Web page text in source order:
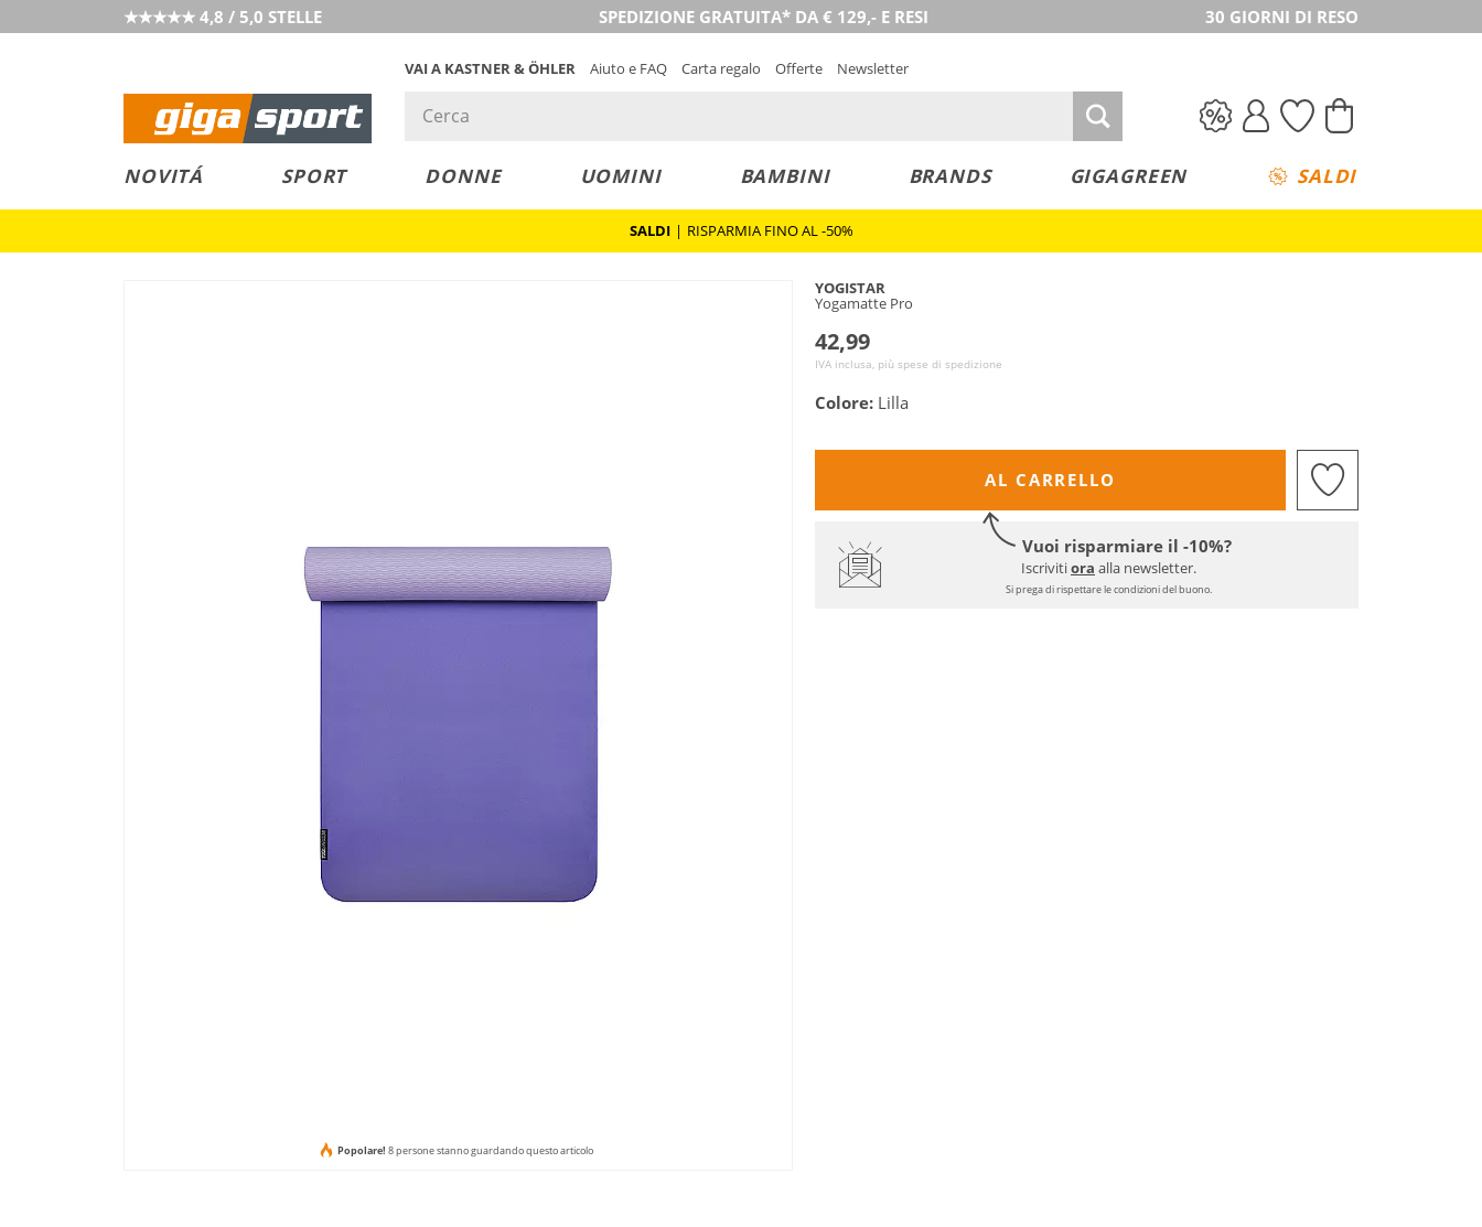
★★★★★ 4,8 / 5,0 STELLE SPEDIZIONE GRATUITA* DA € 129,- E RESI 30 GIORNI DI RESO
VAI A KASTNER & ÖHLER Aiuto e FAQ Carta regalo Offerte Newsletter
NOVITÁ SPORT DONNE UOMINI BAMBINI BRANDS GIGAGREEN SALDI
SALDI | RISPARMIA FINO AL -50%
Popolare! 8 persone stanno guardando questo articolo
YOGISTAR
Yogamatte Pro
42,99
IVA inclusa, più spese di spedizione
Colore: Lilla
AL CARRELLO
Vuoi risparmiare il -10%?
Iscrivitiora alla newsletter.
Si prega di rispettare le condizioni del buono.